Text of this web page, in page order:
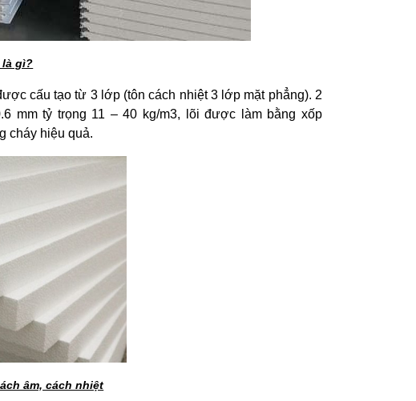
là gì?
cấu tạo từ 3 lớp (tôn cách nhiệt 3 lớp mặt phẳng). 2
mm tỷ trọng 11 – 40 kg/m3, lõi được làm bằng xốp
cháy hiệu quả.
âm, cách nhiệt